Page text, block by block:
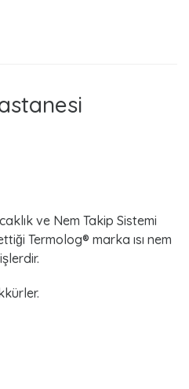
ve Nem Takip Sistemi
Termolog® marka ısı nem